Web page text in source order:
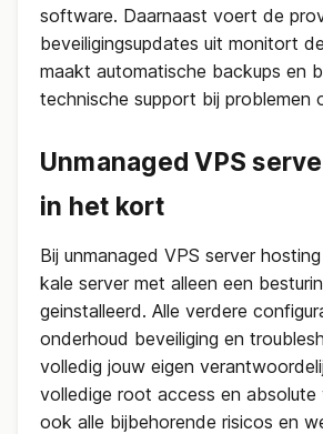
software. Daarnaast voert de
beveiligingsupdates uit monitort
maakt automatische backups en
technische support bij problemen
Unmanaged VPS
in het kort
Bij unmanaged VPS server
kale server met alleen een
geinstalleerd. Alle verdere
onderhoud beveiliging en
volledig jouw eigen
volledige root access en absolute
ook alle bijbehorende risicos en